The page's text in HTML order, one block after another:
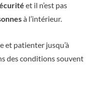
et il n’est pas
à l’intérieur.
et patienter jusqu’à
des conditions souvent